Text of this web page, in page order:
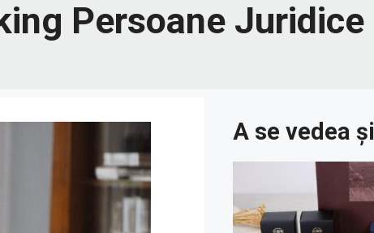
Persoane Juridice
A se vedea și